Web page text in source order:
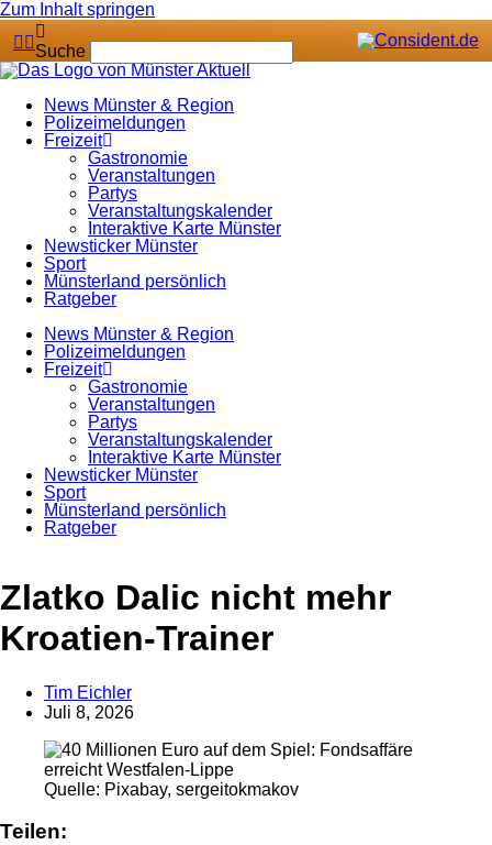
Zum Inhalt springen
Suche
News Münster & Region
Polizeimeldungen
Freizeit
Gastronomie
Veranstaltungen
Partys
Veranstaltungskalender
Interaktive Karte Münster
Newsticker Münster
Sport
Münsterland persönlich
Ratgeber
News Münster & Region
Polizeimeldungen
Freizeit
Gastronomie
Veranstaltungen
Partys
Veranstaltungskalender
Interaktive Karte Münster
Newsticker Münster
Sport
Münsterland persönlich
Ratgeber
Anzeige
Zlatko Dalic nicht mehr
Kroatien-Trainer
Tim Eichler
Juli 8, 2026
Quelle: Pixabay, sergeitokmakov
Teilen: